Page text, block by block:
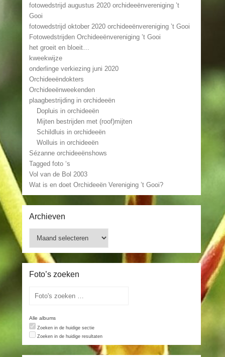
fotowedstrijd augustus 2020 orchideeënvereniging ’t
Gooi
fotowedstrijd oktober 2020 orchideeënvereniging ’t Gooi
Fotowedstrijden Orchideeënvereniging ’t Gooi
het groeit en bloeit…
kweekwijze
onderlinge verkiezing juni 2020
Orchideeëndokters
Orchideeënweekenden
plaagbestrijding in orchideeën
Dopluis in orchideeën
Mijten bestrijden met (roof)mijten
Schildluis in orchideeën
Wolluis in orchideeën
Sézanne orchideeënshows
Tagged foto ‘s
Vol van de Bol 2003
Wat is en doet Orchideeën Vereniging ’t Gooi?
Archieven
Foto’s zoeken
Alle albums
Zoeken in de huidige sectie
Zoeken in de huidige resultaten